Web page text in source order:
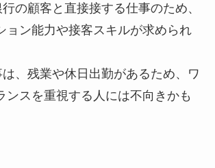
の顧客と直接接する仕事のため、
ョン能力や接客スキルが求められ
、残業や休日出勤があるため、ワ
ンスを重視する人には不向きかも